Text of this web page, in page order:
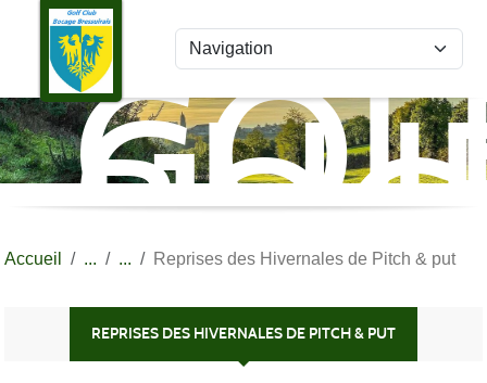
Accueil Reprises des Hivernales de Pitch & put
REPRISES DES HIVERNALES DE PITCH & PUT
Panneau de gestion des cookies